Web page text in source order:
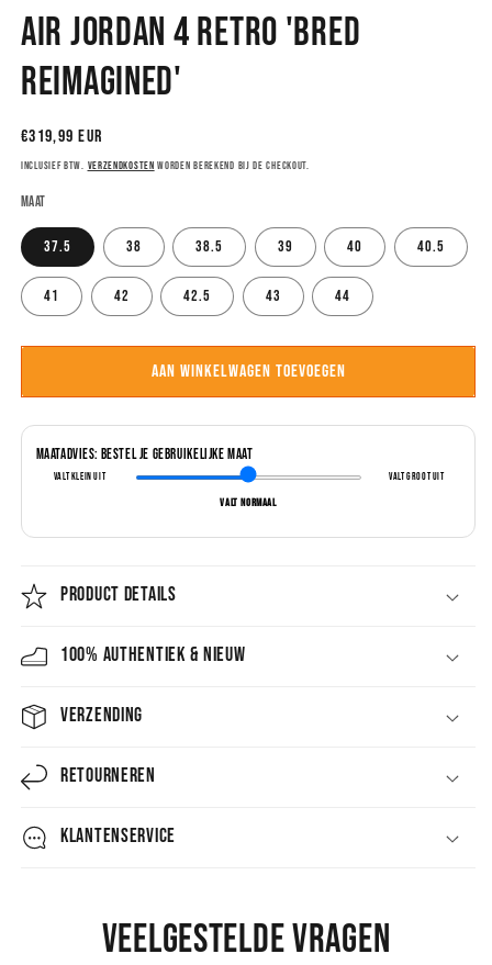
openen
in
Air Jordan 4 Retro 'Bred
Reimagined'
Normale
prijs
€319,99 EUR
Inclusief btw. Verzendkosten worden berekend bij de checkout.
Maat
37.5 38 38.5 39 40 40.5
41 42 42.5 43 44
Aan winkelwagen toevoegen
Maatadvies: Bestel je gebruikelijke maat
Valt klein uit Valt groot uit
Valt normaal
PRODUCT DETAILS
100% AUTHENTIEK & NIEUW
VERZENDING
RETOURNEREN
KLANTENSERVICE
Veelgestelde vragen